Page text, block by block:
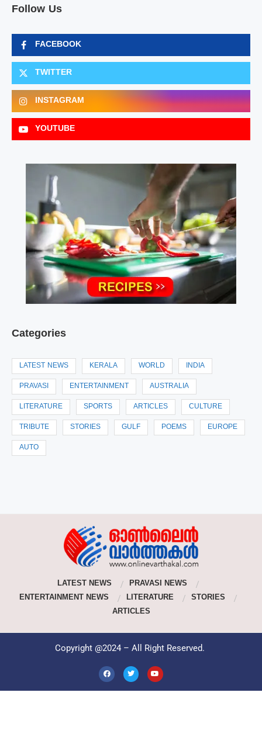
Follow Us
FACEBOOK
TWITTER
INSTAGRAM
YOUTUBE
Categories
LATEST NEWS KERALA WORLD INDIA
PRAVASI ENTERTAINMENT AUSTRALIA
LITERATURE SPORTS ARTICLES CULTURE
TRIBUTE STORIES GULF POEMS EUROPE
AUTO
LATEST NEWS
PRAVASI NEWS
ENTERTAINMENT NEWS
LITERATURE
STORIES
ARTICLES
Copyright @2024 – All Right Reserved.